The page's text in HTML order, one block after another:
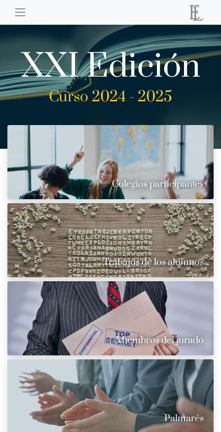
XXI Edición
Curso 2024 - 2025
Colegios participantes
Trabajos de los alumnos
Miembros del jurado
Palmarés